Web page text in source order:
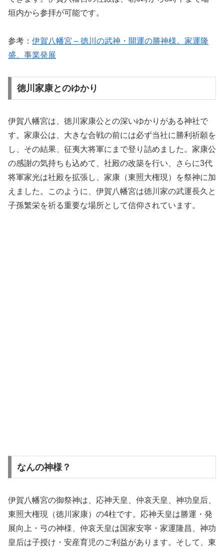
垣内から参拝が可能です。
参考： 伊賀八幡宮 – 徳川の武神・開運の勝神様。家運隆
盛、事業発展
徳川家康とのゆかり
伊賀八幡宮は、徳川家康公との深いゆかりがある神社で
す。家康公は、大きな合戦の前には必ず当社に勝利祈願を
し、その結果、征夷大将軍にまで登り詰めました。家康公
の感謝の気持ちも込めて、社殿の改築を行い、さらに3代
将軍家光は社殿を拡張し、家康（東照大権現）を祭神に加
えました。このように、伊賀八幡宮は徳川家の武運長久と
子孫繁栄を祈る重要な場所として信仰されています。
なんの神様？
伊賀八幡宮の御祭神は、応神天皇、仲哀天皇、神功皇后、
東照大権現（徳川家康）の4柱です。応神天皇は勝運・発
展向上・弓の神様、仲哀天皇は国家安寧・家運隆昌、神功
皇后は子授け・安産育児のご利益があります。そして、東